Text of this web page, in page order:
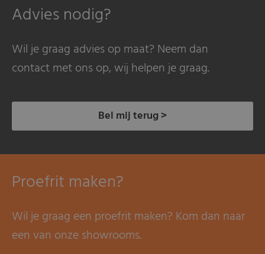
Advies nodig?
Wil je graag advies op maat? Neem dan
contact met ons op, wij helpen je graag.
Bel mij terug >
Proefrit maken?
Wil je graag een proefrit maken? Kom dan naar
een van onze showrooms.